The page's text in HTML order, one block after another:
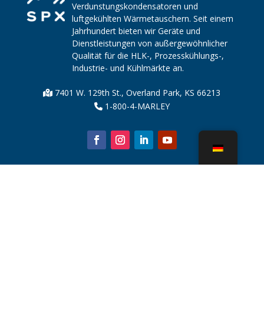
Verdunstungskondensatoren und
luftgekühlten Wärmetauschern. Seit einem
Jahrhundert bieten wir Geräte und
Dienstleistungen von außergewöhnlicher
Qualität für die HLK-, Prozesskühlungs-,
Industrie- und Kühlmärkte an.
7401 W. 129th St., Overland Park, KS 66213
1-800-4-MARLEY